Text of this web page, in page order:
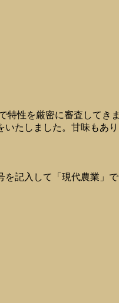
特性を厳密に審査してきま
たしました。甘味もあり
を記入して「現代農業」で